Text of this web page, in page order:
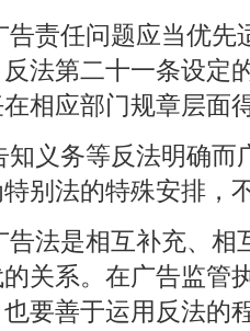
告责任问题应当优先
法第二十一条设定
相应部门规章层面
知义务等反法明确而
别法的特殊安排，
告法是相互补充、相
关系。在广告监管
要善于运用反法的